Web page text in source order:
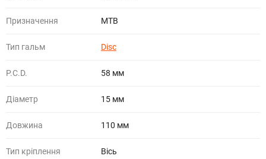
Призначення МТВ
Тип гальм Disc
P.C.D. 58 мм
Діаметр 15 мм
Довжина 110 мм
Тип кріплення Вісь